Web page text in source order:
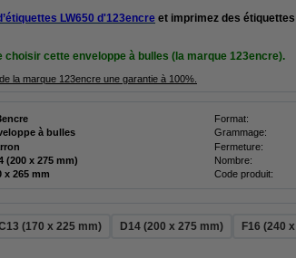
LW650 d'123encre et imprimez des étiquettes
choisir cette enveloppe à bulles (la marque 123encre).
la marque 123encre une garantie à 100%.
Format:
à bulles Grammage:
Fermeture:
(200 x 275 mm) Nombre:
x 265 mm Code produit:
(170 x 225 mm) D14 (200 x 275 mm)
F16 (240